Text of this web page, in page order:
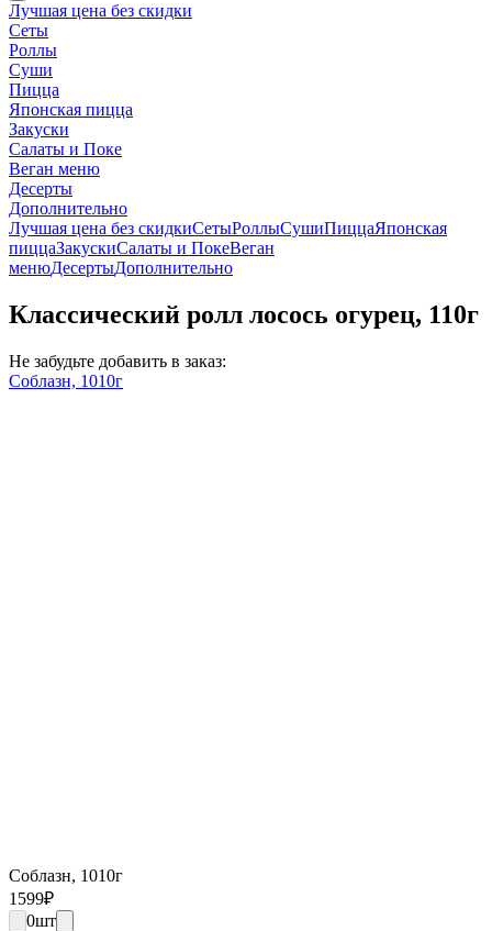
Лучшая цена без скидки
Сеты
Роллы
Суши
Пицца
Японская пицца
Закуски
Салаты и Поке
Веган меню
Десерты
Дополнительно
Лучшая цена без скидкиСетыРоллыСушиПиццаЯпонская
пиццаЗакускиСалаты и ПокеВеган
менюДесертыДополнительно
Классический ролл лосось огурец, 110г
Не забудьте добавить в заказ:
Соблазн, 1010г
Соблазн, 1010г
1599₽
0шт